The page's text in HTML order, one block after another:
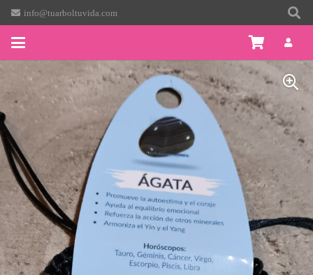
info@tuarboltuvida.com